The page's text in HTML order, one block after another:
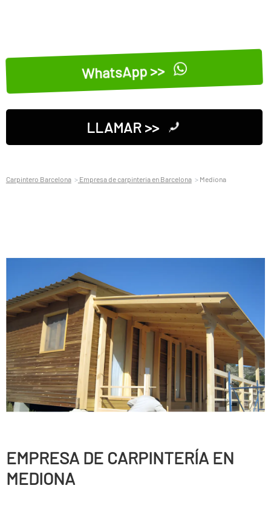
WhatsApp >>
LLAMAR >>
Carpintero Barcelona Empresa de carpinteria en Barcelona Mediona
EMPRESA DE CARPINTERÍ­A EN
MEDIONA